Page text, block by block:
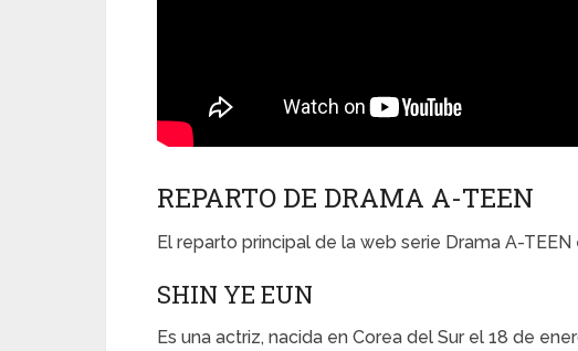
REPARTO DE DRAMA A-TEEN
El reparto principal de la web serie Drama A-
SHIN YE EUN
Es una actriz, nacida en Corea del Sur el 18 de